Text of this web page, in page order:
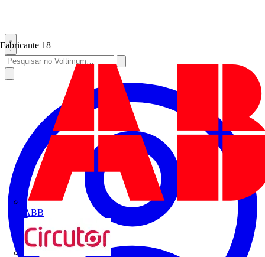
Fabricante 18
ABB
CIRCUTOR